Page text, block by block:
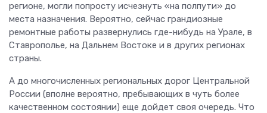
регионе, могли попросту исчезнуть «на полпути» до
места назначения. Вероятно, сейчас грандиозные
ремонтные работы развернулись где-нибудь на Урале, в
Ставрополье, на Дальнем Востоке и в других регионах
страны.
А до многочисленных региональных дорог Центральной
России (вполне вероятно, пребывающих в чуть более
качественном состоянии) еще дойдет своя очередь. Что